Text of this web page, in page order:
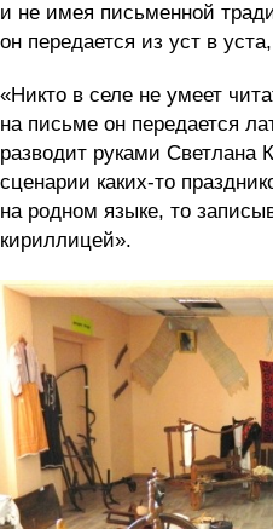
и не имея письменной
он передается из уст в
«Никто в селе не умеет
на письме он передается
разводит руками Светлана
сценарии каких-то
на родном языке, то
кириллицей».